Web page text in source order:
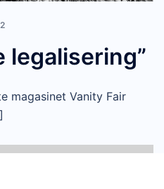
legalisering”
magasinet Vanity Fair